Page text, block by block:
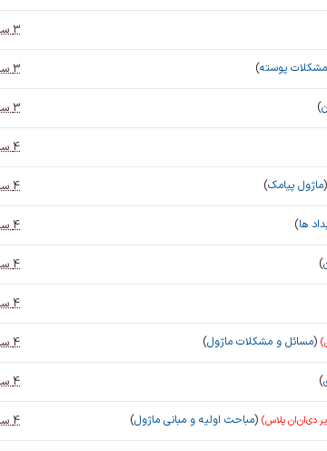
3 سال پیش
پوسته) 3 سال پیش
) 3 سال پیش
4 سال پیش
(ماژول پیامک) 4 سال پیش
ها) 4 سال پیش
) 4 سال پیش
4 سال پیش
(مسائل و مشکلات ماژول) 4 سال پیش
) 4 سال پیش
دی‌ان‌ان پلاس) (مباحث اولیه و مبانی ماژول) 4 سال پیش